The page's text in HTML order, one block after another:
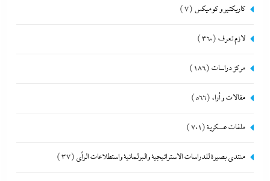
كاريكتير و كوميكس (7)
لازم تعرف (360)
مركز دراسات (186)
مقالات و أراء (566)
ملفات عسكرية(701)
منتدى بصيرة للدراسات الاستراتيجية والبرلمانية واستطلاعات الرأى (37)